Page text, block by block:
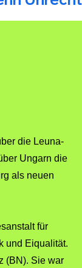
die Leuna-
Ungarn die
als neuen
für
und Eiqualität.
(BN). Sie war